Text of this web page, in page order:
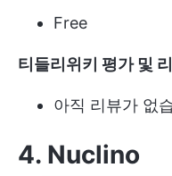
Free
티들리위키 평가 및
아직 리뷰가 없
4. Nuclino